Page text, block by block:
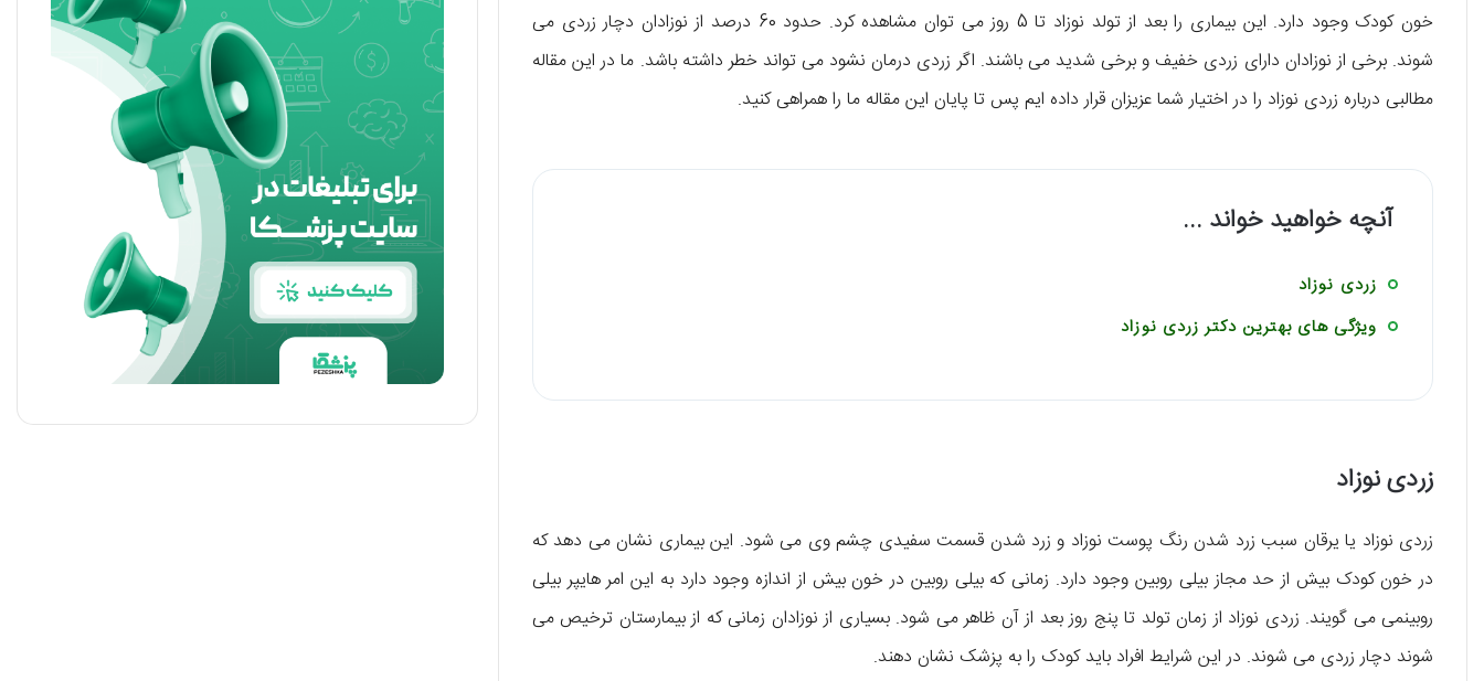
خون کودک وجود دارد. این بیماری را بعد از تولد نوزاد تا 5 روز می توان مشاهده کرد. حدود 60 درصد از نوزادان دچار زردی می
شوند. برخی از نوزادان دارای زردی خفیف و برخی شدید می باشند. اگر زردی درمان نشود می تواند خطر داشته باشد. ما در این مقاله
مطالبی درباره زردی نوزاد را در اختیار شما عزیزان قرار داده ایم پس تا پایان این مقاله ما را همراهی کنید.
آنچه خواهید خواند ...
زردی نوزاد
ویژگی های بهترین دکتر زردی نوزاد
زردی نوزاد
زردی نوزاد یا یرقان سبب زرد شدن رنگ پوست نوزاد و زرد شدن قسمت سفیدی چشم وی می شود. این بیماری نشان می دهد که
در خون کودک بیش از حد مجاز بیلی روبین وجود دارد. زمانی که بیلی روبین در خون بیش از اندازه وجود دارد به این امر هایپر بیلی
روبینمی می گویند. زردی نوزاد از زمان تولد تا پنج روز بعد از آن ظاهر می شود. بسیاری از نوزادان زمانی که از بیمارستان ترخیص می
شوند دچار زردی می شوند. در این شرایط افراد باید کودک را به پزشک نشان دهند.